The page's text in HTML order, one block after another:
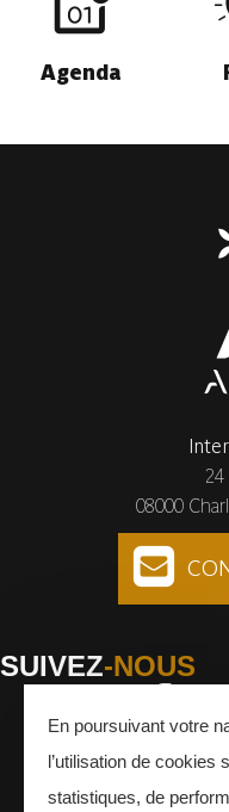
Agenda
24
08000
SUIVEZ-NOUS
Facebook
En poursuivant votre
l’utilisation de cookies
statistiques, de